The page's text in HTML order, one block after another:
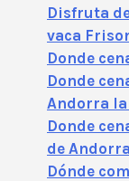
Disfruta
vaca
Donde
Donde
Andorra
Donde
de
Dónde